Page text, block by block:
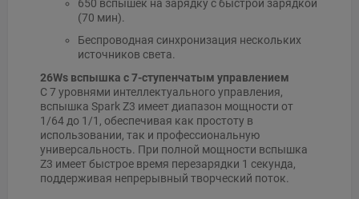
650 вспышек на зарядку с быстрой зарядкой
(70 мин).
Беспроводная синхронизация нескольких
источников света.
26Ws вспышка с 7-ступенчатым управлением
С 7 уровнями интеллектуального управления,
вспышка Spark Z3 имеет диапазон мощности от
1/64 до 1/1, обеспечивая как простоту в
использовании, так и профессиональную
универсальность. При полной мощности вспышка
Z3 имеет быстрое время перезарядки 1 секунда,
поддерживая непрерывный творческий поток.